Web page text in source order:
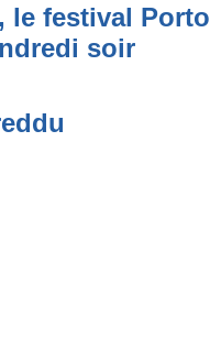
le festival Porto
soir